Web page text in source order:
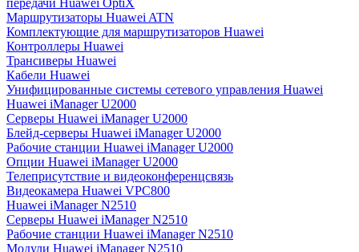
передачи Huawei OptiX
Маршрутизаторы Huawei ATN
Комплектующие для маршрутизаторов Huawei
Контроллеры Huawei
Трансиверы Huawei
Кабели Huawei
Унифицированные системы сетевого управления Huawei
Huawei iManager U2000
Серверы Huawei iManager U2000
Блейд-серверы Huawei iManager U2000
Рабочие станции Huawei iManager U2000
Опции Huawei iManager U2000
Телеприсутствие и видеоконференцсвязь
Видеокамера Huawei VPC800
Huawei iManager N2510
Серверы Huawei iManager N2510
Рабочие станции Huawei iManager N2510
Модули Huawei iManager N2510